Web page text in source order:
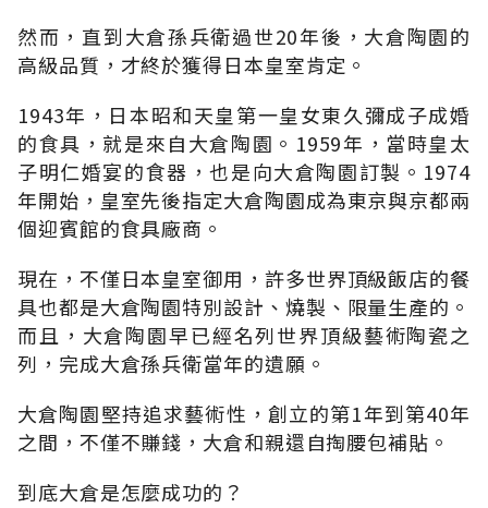
然而，直到大倉孫兵衛過世20年後，大倉陶園的
高級品質，才終於獲得日本皇室肯定。
1943年，日本昭和天皇第一皇女東久彌成子成婚
的食具，就是來自大倉陶園。1959年，當時皇太
子明仁婚宴的食器，也是向大倉陶園訂製。1974
年開始，皇室先後指定大倉陶園成為東京與京都兩
個迎賓館的食具廠商。
現在，不僅日本皇室御用，許多世界頂級飯店的餐
具也都是大倉陶園特別設計、燒製、限量生產的。
而且，大倉陶園早已經名列世界頂級藝術陶瓷之
列，完成大倉孫兵衛當年的遺願。
大倉陶園堅持追求藝術性，創立的第1年到第40年
之間，不僅不賺錢，大倉和親還自掏腰包補貼。
到底大倉是怎麼成功的？